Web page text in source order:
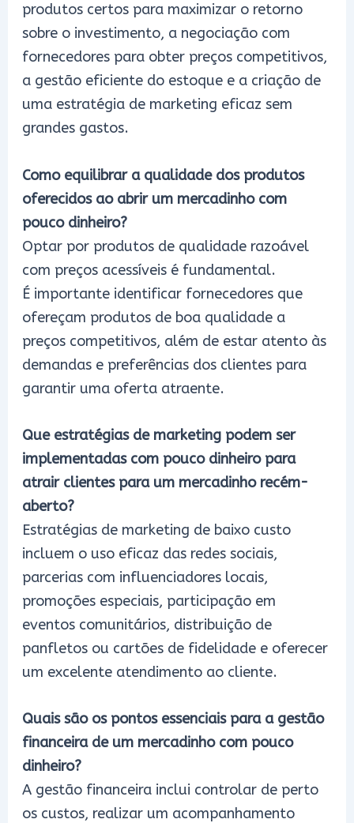
produtos certos para maximizar o retorno
sobre o investimento, a negociação com
fornecedores para obter preços competitivos,
a gestão eficiente do estoque e a criação de
uma estratégia de marketing eficaz sem
grandes gastos.
Como equilibrar a qualidade dos produtos
oferecidos ao abrir um mercadinho com
pouco dinheiro?
Optar por produtos de qualidade razoável
com preços acessíveis é fundamental.
É importante identificar fornecedores que
ofereçam produtos de boa qualidade a
preços competitivos, além de estar atento às
demandas e preferências dos clientes para
garantir uma oferta atraente.
Que estratégias de marketing podem ser
implementadas com pouco dinheiro para
atrair clientes para um mercadinho recém-
aberto?
Estratégias de marketing de baixo custo
incluem o uso eficaz das redes sociais,
parcerias com influenciadores locais,
promoções especiais, participação em
eventos comunitários, distribuição de
panfletos ou cartões de fidelidade e oferecer
um excelente atendimento ao cliente.
Quais são os pontos essenciais para a gestão
financeira de um mercadinho com pouco
dinheiro?
A gestão financeira inclui controlar de perto
os custos, realizar um acompanhamento